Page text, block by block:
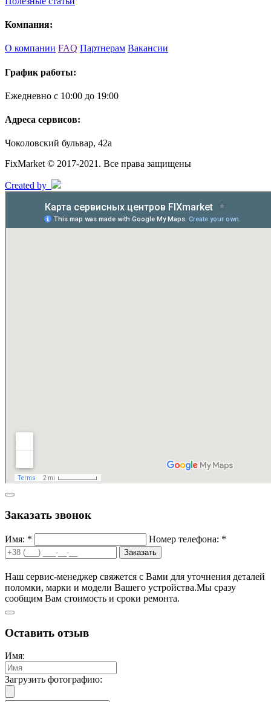
Компания:
О компании FAQ Партнерам Вакансии
График работы:
Ежедневно с 10:00 до 19:00
Адреса сервисов:
Чоколовский бульвар, 42а
FixMarket © 2017-2021. Все права защищены
Created by
Заказать звонок
Имя: * Номер телефона: *
Заказать
Наш сервис-менеджер свяжется с Вами для уточнения деталей
поломки, марки и модели Вашего устройства.Мы сразу
сообщим Вам стоимость и сроки ремонта.
Оставить отзыв
Имя:
Загрузить фотографию: